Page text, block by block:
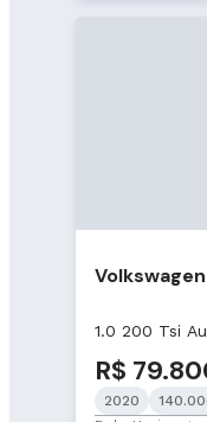
1.0 200 Tsi
R$
2020